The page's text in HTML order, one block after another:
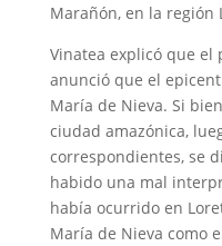
Marañón, en la región
Vinatea explicó que
anunció que el
María de Nieva. Si
ciudad amazónica,
correspondientes, se
habido una mal
había ocurrido en
María de Nieva como